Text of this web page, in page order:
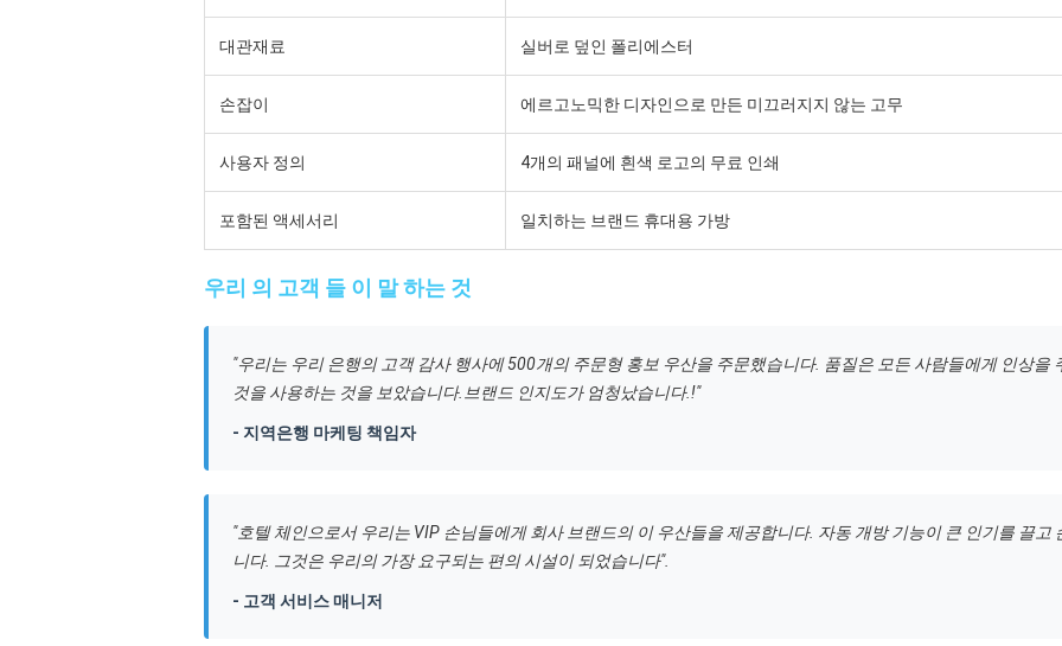
대관재료 실버로 덮인 폴리에스터
손잡이 에르고노믹한 디자인으로 만든 미끄러지지 않는 고무
사용자 정의 4개의 패널에 흰색 로고의 무료 인쇄
포함된 액세서리 일치하는 브랜드 휴대용 가방
우리 의 고객 들 이 말 하는 것
"우리는 우리 은행의 고객 감사 행사에 500개의 주문형 홍보 우산을 주문했습니다. 품질은 모든 사람들에게 인상을
것을 사용하는 것을 보았습니다.브랜드 인지도가 엄청났습니다.!"
- 지역은행 마케팅 책임자
"호텔 체인으로서 우리는 VIP 손님들에게 회사 브랜드의 이 우산들을 제공합니다. 자동 개방 기능이 큰 인기를 끌고
니다. 그것은 우리의 가장 요구되는 편의 시설이 되었습니다".
- 고객 서비스 매니저